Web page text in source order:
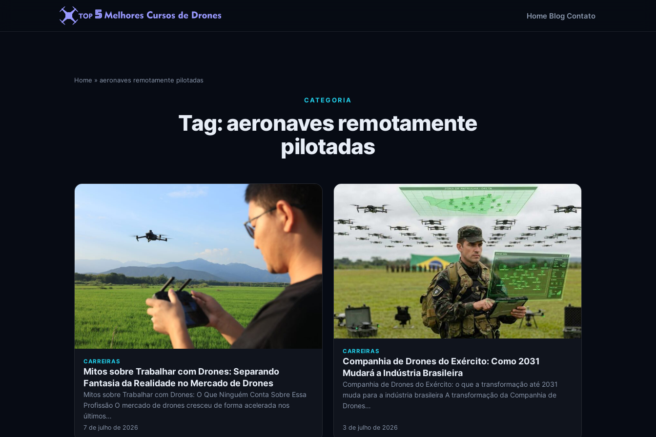
Home Blog Contato
Home » aeronaves remotamente pilotadas
CATEGORIA
Tag: aeronaves remotamente
pilotadas
CARREIRAS
Mitos sobre Trabalhar com Drones: Separando
Fantasia da Realidade no Mercado de Drones
Mitos sobre Trabalhar com Drones: O Que Ninguém Conta Sobre Essa
Profissão O mercado de drones cresceu de forma acelerada nos
últimos…
7 de julho de 2026
CARREIRAS
Companhia de Drones do Exército: Como 2031
Mudará a Indústria Brasileira
Companhia de Drones do Exército: o que a transformação até 2031
muda para a indústria brasileira A transformação da Companhia de
Drones…
3 de julho de 2026